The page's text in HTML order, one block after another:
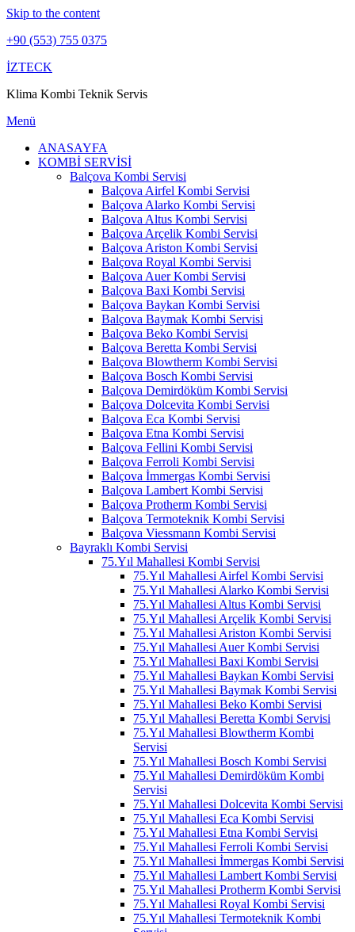
Skip to the content
+90 (553) 755 0375
İZTECK
Klima Kombi Teknik Servis
Menü
ANASAYFA
KOMBİ SERVİSİ
Balçova Kombi Servisi
Balçova Airfel Kombi Servisi
Balçova Alarko Kombi Servisi
Balçova Altus Kombi Servisi
Balçova Arçelik Kombi Servisi
Balçova Ariston Kombi Servisi
Balçova Royal Kombi Servisi
Balçova Auer Kombi Servisi
Balçova Baxi Kombi Servisi
Balçova Baykan Kombi Servisi
Balçova Baymak Kombi Servisi
Balçova Beko Kombi Servisi
Balçova Beretta Kombi Servisi
Balçova Blowtherm Kombi Servisi
Balçova Bosch Kombi Servisi
Balçova Demirdöküm Kombi Servisi
Balçova Dolcevita Kombi Servisi
Balçova Eca Kombi Servisi
Balçova Etna Kombi Servisi
Balçova Fellini Kombi Servisi
Balçova Ferroli Kombi Servisi
Balçova İmmergas Kombi Servisi
Balçova Lambert Kombi Servisi
Balçova Protherm Kombi Servisi
Balçova Termoteknik Kombi Servisi
Balçova Viessmann Kombi Servisi
Bayraklı Kombi Servisi
75.Yıl Mahallesi Kombi Servisi
75.Yıl Mahallesi Airfel Kombi Servisi
75.Yıl Mahallesi Alarko Kombi Servisi
75.Yıl Mahallesi Altus Kombi Servisi
75.Yıl Mahallesi Arçelik Kombi Servisi
75.Yıl Mahallesi Ariston Kombi Servisi
75.Yıl Mahallesi Auer Kombi Servisi
75.Yıl Mahallesi Baxi Kombi Servisi
75.Yıl Mahallesi Baykan Kombi Servisi
75.Yıl Mahallesi Baymak Kombi Servisi
75.Yıl Mahallesi Beko Kombi Servisi
75.Yıl Mahallesi Beretta Kombi Servisi
75.Yıl Mahallesi Blowtherm Kombi
Servisi
75.Yıl Mahallesi Bosch Kombi Servisi
75.Yıl Mahallesi Demirdöküm Kombi
Servisi
75.Yıl Mahallesi Dolcevita Kombi Servisi
75.Yıl Mahallesi Eca Kombi Servisi
75.Yıl Mahallesi Etna Kombi Servisi
75.Yıl Mahallesi Ferroli Kombi Servisi
75.Yıl Mahallesi İmmergas Kombi Servisi
75.Yıl Mahallesi Lambert Kombi Servisi
75.Yıl Mahallesi Protherm Kombi Servisi
75.Yıl Mahallesi Royal Kombi Servisi
75.Yıl Mahallesi Termoteknik Kombi